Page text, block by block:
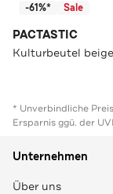
-61%* Sale
PACTASTIC
Kulturbeutel beige
* Unverbindliche
Ersparnis ggü. der
Unternehmen
Über uns